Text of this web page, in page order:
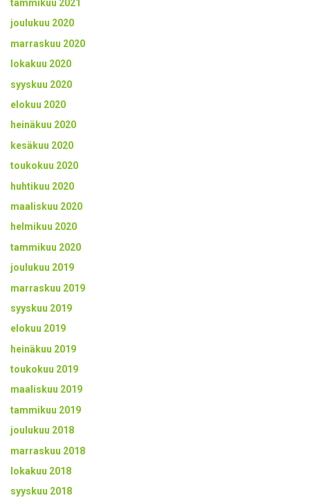
tammikuu 2021
joulukuu 2020
marraskuu 2020
lokakuu 2020
syyskuu 2020
elokuu 2020
heinäkuu 2020
kesäkuu 2020
toukokuu 2020
huhtikuu 2020
maaliskuu 2020
helmikuu 2020
tammikuu 2020
joulukuu 2019
marraskuu 2019
syyskuu 2019
elokuu 2019
heinäkuu 2019
toukokuu 2019
maaliskuu 2019
tammikuu 2019
joulukuu 2018
marraskuu 2018
lokakuu 2018
syyskuu 2018